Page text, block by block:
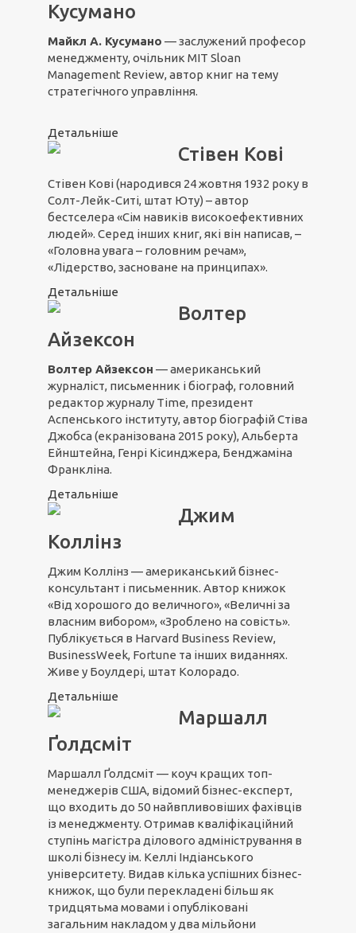
Кусумано
Майкл А. Кусумано — заслужений професор
менеджменту, очільник MIT Sloan
Management Review, автор книг на тему
стратегічного управління.
Детальніше
Стівен Кові
Стівен Кові (народився 24 жовтня 1932 року в
Солт-Лейк-Ситі, штат Юту) – автор
бестселера «Сім навиків високоефективних
людей». Серед інших книг, які він написав, –
«Головна увага – головним речам»,
«Лідерство, засноване на принципах».
Детальніше
Волтер
Айзексон
Волтер Айзексон — американський
журналіст, письменник і біограф, головний
редактор журналу Time, президент
Аспенського інституту, автор біографій Стіва
Джобса (екранізована 2015 року), Альберта
Ейнштейна, Генрі Кісинджера, Бенджаміна
Франкліна.
Детальніше
Джим
Коллінз
Джим Коллінз — американський бізнес-
консультант і письменник. Автор книжок
«Від хорошого до величного», «Величні за
власним вибором», «Зроблено на совість».
Публікується в Harvard Business Review,
BusinessWeek, Fortune та інших виданнях.
Живе у Боулдері, штат Колорадо.
Детальніше
Маршалл
Ґолдсміт
Маршалл Ґолдсміт — коуч кращих топ-
менеджерів США, відомий бізнес-експерт,
що входить до 50 найвпливовіших фахівців
із менеджменту. Отримав кваліфікаційний
ступінь магістра ділового адміністрування в
школі бізнесу ім. Келлі Індіанського
університету. Видав кілька успішних бізнес-
книжок, що були перекладені більш як
тридцятьма мовами і опубліковані
загальним накладом у два мільйони